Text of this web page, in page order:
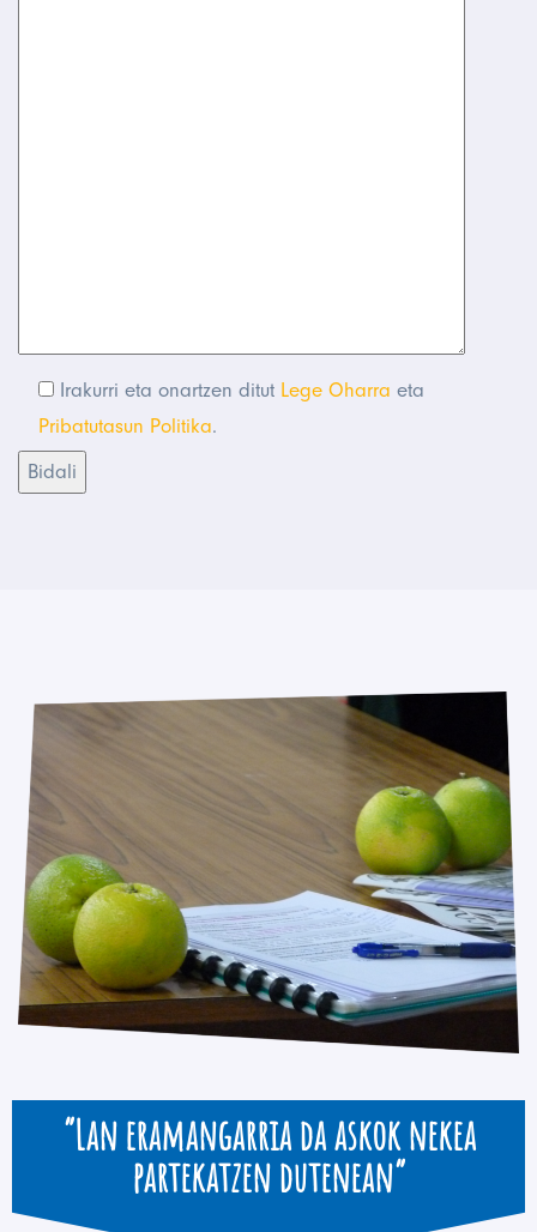
Irakurri eta onartzen ditut Lege Oharra eta
Pribatutasun Politika.
“Lan eramangarria da askok nekea
partekatzen dutenean”